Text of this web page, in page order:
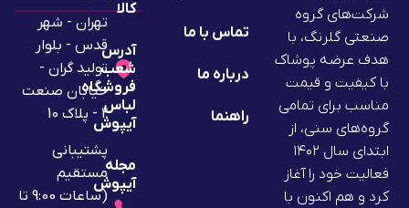
شرکت‌های گروه
صنعتی گلرنگ، با
هدف عرضه پوشاک
با کیفیت و قیمت
مناسب برای تمامی
گروه‌های سنی، از
ابتدای سال ۱۴۰۲
فعالیت خود را آغاز
کرد و هم اکنون با
تماس با ما
درباره ما
راهنما
کالا
آدرس
شعب
فروشگاه
لباس
آیپوش
مجله
آیپوش
تهران - شهر
قدس - بلوار
تولید گران -
خیابان صنعت
2 - پلاک 10
پشتیبانی
مستقیم
(ساعات 9:00 تا